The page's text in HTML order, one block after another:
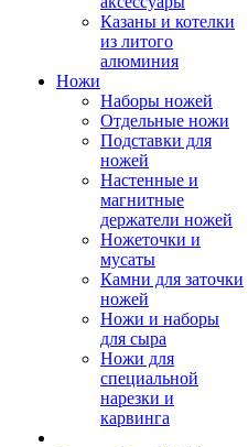
Казаны и котелки
из литого
алюминия
Ножи
Наборы ножей
Отдельные ножи
Подставки для
ножей
Настенные и
магнитные
держатели ножей
Ножеточки и
мусаты
Камни для заточки
ножей
Ножи и наборы
для сыра
Ножи для
специальной
нарезки и
карвинга